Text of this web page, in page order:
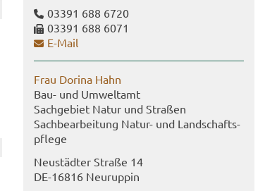
03391 688 6720
03391 688 6071
E-​Mail
Frau Do­ri­na Hahn
Bau- und Um­welt­amt
Sach­ge­biet Natur und Stra­ßen
Sach­be­ar­bei­tung Natur-​ und Land­schafts­
pfle­ge
Neu­städ­ter Stra­ße 14
DE-​16816 Neu­rup­pin